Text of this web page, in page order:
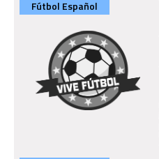
Fútbol Español